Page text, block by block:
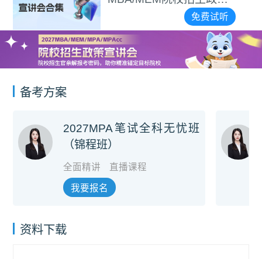
会合集
免费试听
备考方案
2027MPA笔试全科无忧班
（锦程班）
全面精讲 直播课程
我要报名
资料下载